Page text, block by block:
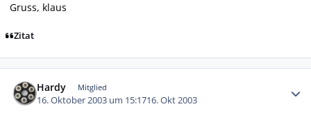
Gruss, klaus
Zitat
Hardy Mitglied
16. Oktober 2003 um 15:1716. Okt 2003